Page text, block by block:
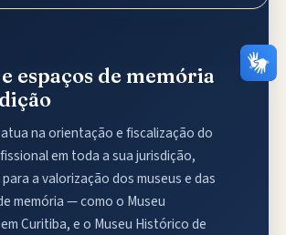
espaços de memória
atua na orientação e fiscalização do
em toda a sua jurisdição,
a valorização dos museus e das
memória — como o Museu
Curitiba, e o Museu Histórico de